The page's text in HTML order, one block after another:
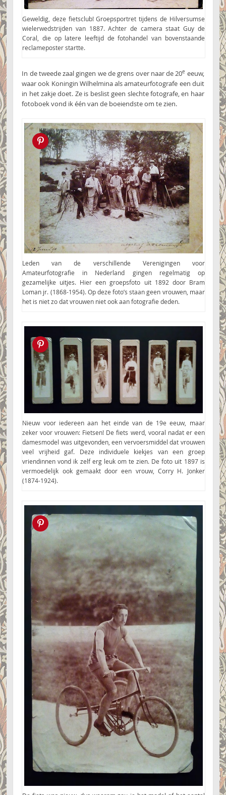
Geweldig, deze fietsclub! Groepsportret tijdens de Hilversumse
wielerwedstrijden van 1887. Achter de camera staat Guy de
Coral, die op latere leeftijd de fotohandel van bovenstaande
reclameposter startte.
In de tweede zaal gingen we de grens over naar de 20e eeuw,
waar ook Koningin Wilhelmina als amateurfotografe een duit
in het zakje doet. Ze is beslist geen slechte fotografe, en haar
fotoboek vond ik één van de boeiendste om te zien.
Pin this!
Leden van de verschillende Verenigingen voor
Amateurfotografie in Nederland gingen regelmatig op
gezamelijke uitjes. Hier een groepsfoto uit 1892 door Bram
Loman jr. (1868-1954). Op deze foto’s staan geen vrouwen, maar
het is niet zo dat vrouwen niet ook aan fotografie deden.
Pin this!
Nieuw voor iedereen aan het einde van de 19e eeuw, maar
zeker voor vrouwen: Fietsen! De fiets werd, vooral nadat er een
damesmodel was uitgevonden, een vervoersmiddel dat vrouwen
veel vrijheid gaf. Deze individuele kiekjes van een groep
vriendinnen vond ik zelf erg leuk om te zien. De foto uit 1897 is
vermoedelijk ook gemaakt door een vrouw, Corry H. Jonker
(1874-1924).
Pin this!